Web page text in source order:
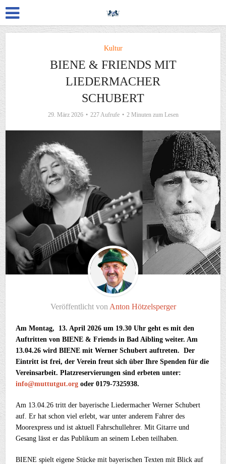
Kultur
BIENE & FRIENDS MIT
LIEDERMACHER
SCHUBERT
29. März 2026 227 Aufrufe 2 Minuten zum Lesen
Veröffentlicht von Anton Hötzelsperger
Am Montag, 13. April 2026 um 19.30 Uhr geht es mit den
Auftritten von BIENE & Friends in Bad Aibling weiter. Am
13.04.26 wird BIENE mit Werner Schubert auftreten. Der
Eintritt ist frei, der Verein freut sich über Ihre Spenden für die
Vereinsarbeit. Platzreservierungen sind erbeten unter:
info@muttutgut.org oder 0179-7325938.
Am 13.04.26 tritt der bayerische Liedermacher Werner Schubert
auf. Er hat schon viel erlebt, war unter anderem Fahrer des
Moorexpress und ist aktuell Fahrschullehrer. Mit Gitarre und
Gesang lässt er das Publikum an seinem Leben teilhaben.
BIENE spielt eigene Stücke mit bayerischen Texten mit Blick auf